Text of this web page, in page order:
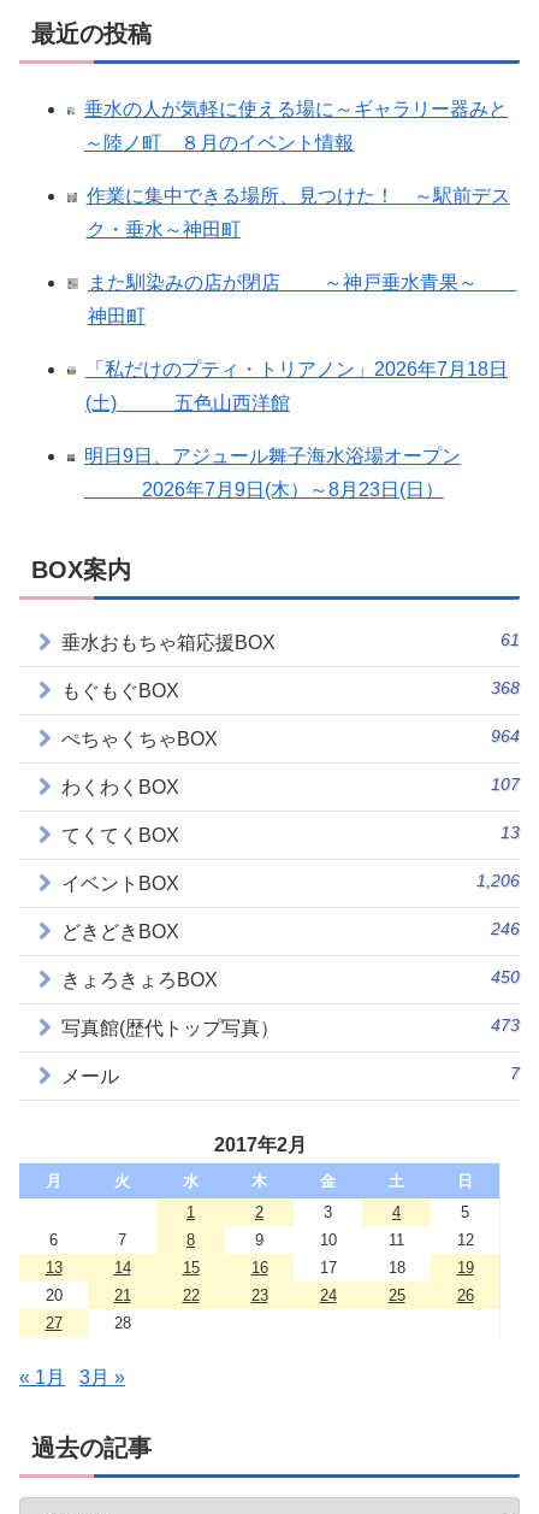
最近の投稿
垂水の人が気軽に使える場に～ギャラリー器みと
～陸ノ町 ８月のイベント情報
作業に集中できる場所、見つけた！ ～駅前デス
ク・垂水～神田町
また馴染みの店が閉店 ～神戸垂水青果～
神田町
「私だけのプティ・トリアノン」2026年7月18日
(土) 五色山西洋館
明日9日、アジュール舞子海水浴場オープン
2026年7月9日(木）～8月23日(日）
BOX案内
垂水おもちゃ箱応援BOX 61
もぐもぐBOX 368
ぺちゃくちゃBOX 964
わくわくBOX 107
てくてくBOX 13
イベントBOX 1,206
どきどきBOX 246
きょろきょろBOX 450
写真館(歴代トップ写真） 473
メール 7
2017年2月
月 火 水 木 金 土
日
1
2 3 4
5
6
7 8 9 10 11
12
13
14 15 16 17 18
19
20
21 22 23 24 25
26
27
28
« 1月 3月 »
過去の記事